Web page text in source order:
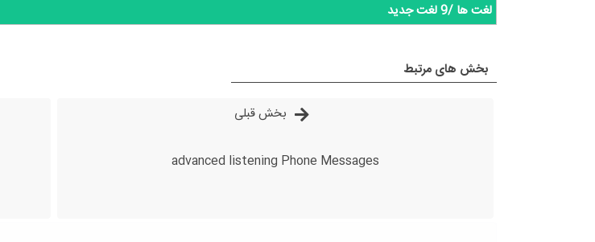
لغت ها /9 لغت جدید
بخش های مرتبط
بخش قبلی
advanced listening Phone Messages